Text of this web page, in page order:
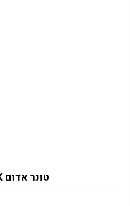
טונר אדום HP 213X W2133X 6K